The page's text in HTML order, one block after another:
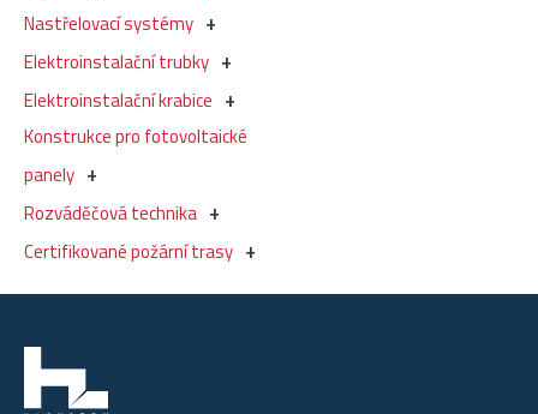
Nastřelovací systémy
Elektroinstalační trubky
Elektroinstalační krabice
Konstrukce pro fotovoltaické
panely
Rozváděčová technika
Certifikované požární trasy